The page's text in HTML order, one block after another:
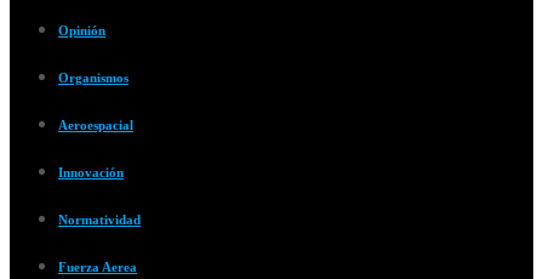
Opinión
Organismos
Aeroespacial
Innovación
Normatividad
Fuerza Aerea